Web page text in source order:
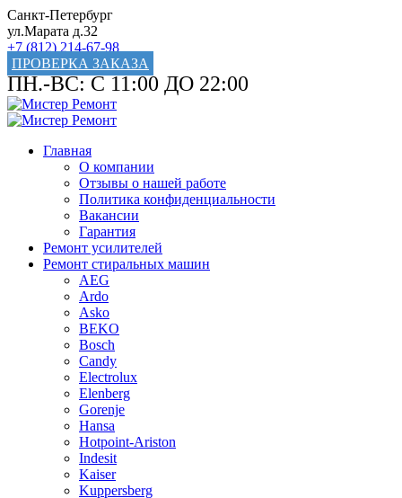
Санкт-Петербург
ул.Марата д.32
+7 (812) 214-67-98
ПРОВЕРКА ЗАКАЗА
ПН.-ВС: С 11:00 ДО 22:00
Главная
О компании
Отзывы о нашей работе
Политика конфиденциальности
Вакансии
Гарантия
Ремонт усилителей
Ремонт стиральных машин
AEG
Ardo
Asko
BEKO
Bosch
Candy
Electrolux
Elenberg
Gorenje
Hansa
Hotpoint-Ariston
Indesit
Kaiser
Kuppersberg